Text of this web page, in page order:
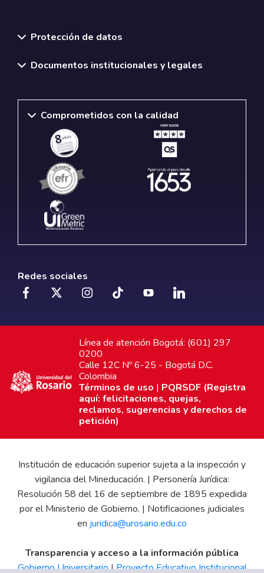
Protección de datos
Documentos institucionales y legales
Comprometidos con la calidad
Redes sociales
Línea de atención Bogotá: (601) 297
0200
Calle 12C Nº 6-25 - Bogotá D.C.
Colombia
Términos de uso | PQRSDF (Registra
aquí: felicitaciones, quejas,
reclamos, sugerencias y derechos de
petición)
Institución de educación superior sujeta a la inspección y
vigilancia del Mineducación. | Personería Jurídica:
Resolución 58 del 16 de septiembre de 1895 expedida
por el Ministerio de Gobierno. | Notificaciones judiciales
en juridica@urosario.edu.co
Transparencia y acceso a la información pública
Gobierno Universitario|Proyecto Educativo Institucional